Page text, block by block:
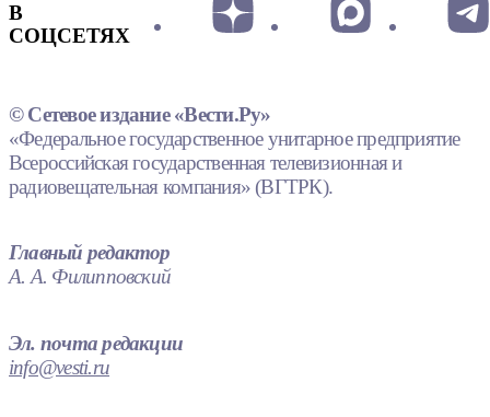
В
СОЦСЕТЯХ
© Сетевое издание «Вести.Ру»
«Федеральное государственное унитарное предприятие
Всероссийская государственная телевизионная и
радиовещательная компания» (ВГТРК).
Главный редактор
А. А. Филипповский
Эл. почта редакции
info@vesti.ru